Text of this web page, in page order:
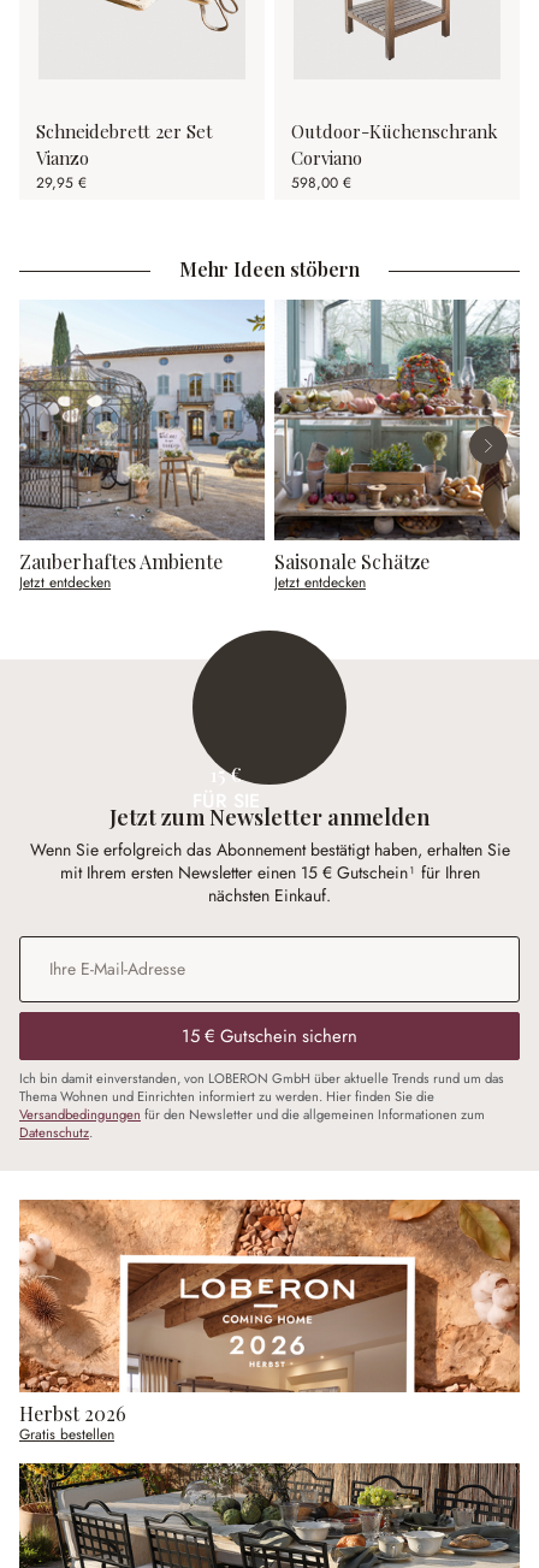
Schneidebrett 2er Set
Vianzo
29,95 €
Outdoor-Küchenschrank
Corviano
598,00 €
Mehr Ideen stöbern
Zauberhaftes Ambiente
Jetzt entdecken
Saisonale Schätze
Jetzt entdecken
15 €
Jetzt zum Newsletter anmelden
Wenn Sie erfolgreich das Abonnement bestätigt haben, erhalten Sie
mit Ihrem ersten Newsletter einen 15 € Gutschein¹ für Ihren
nächsten Einkauf.
E-Mail-Adresse
15 € Gutschein sichern
Ich bin damit einverstanden, von LOBERON GmbH über aktuelle Trends rund um das
Thema Wohnen und Einrichten informiert zu werden. Hier finden Sie die
Versandbedingungen für den Newsletter und die allgemeinen Informationen zum
Datenschutz.
Herbst 2026
Gratis bestellen